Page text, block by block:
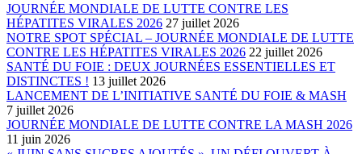
JOURNÉE MONDIALE DE LUTTE CONTRE LES
HÉPATITES VIRALES 2026 27 juillet 2026
NOTRE SPOT SPÉCIAL – JOURNÉE MONDIALE DE LUTTE
CONTRE LES HÉPATITES VIRALES 2026 22 juillet 2026
SANTÉ DU FOIE : DEUX JOURNÉES ESSENTIELLES ET
DISTINCTES ! 13 juillet 2026
LANCEMENT DE L’INITIATIVE SANTÉ DU FOIE & MASH
7 juillet 2026
JOURNÉE MONDIALE DE LUTTE CONTRE LA MASH 2026
11 juin 2026